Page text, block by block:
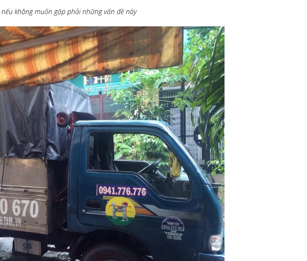
không muốn gặp phải những vấn đề này